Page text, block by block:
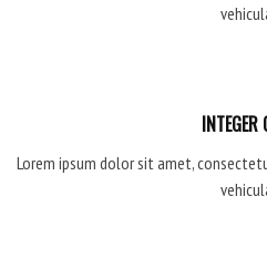
INTEGER
Lorem ipsum dolor sit amet,